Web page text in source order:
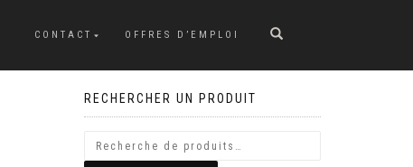
CONTACT OFFRES D’EMPLOI
RECHERCHER UN PRODUIT